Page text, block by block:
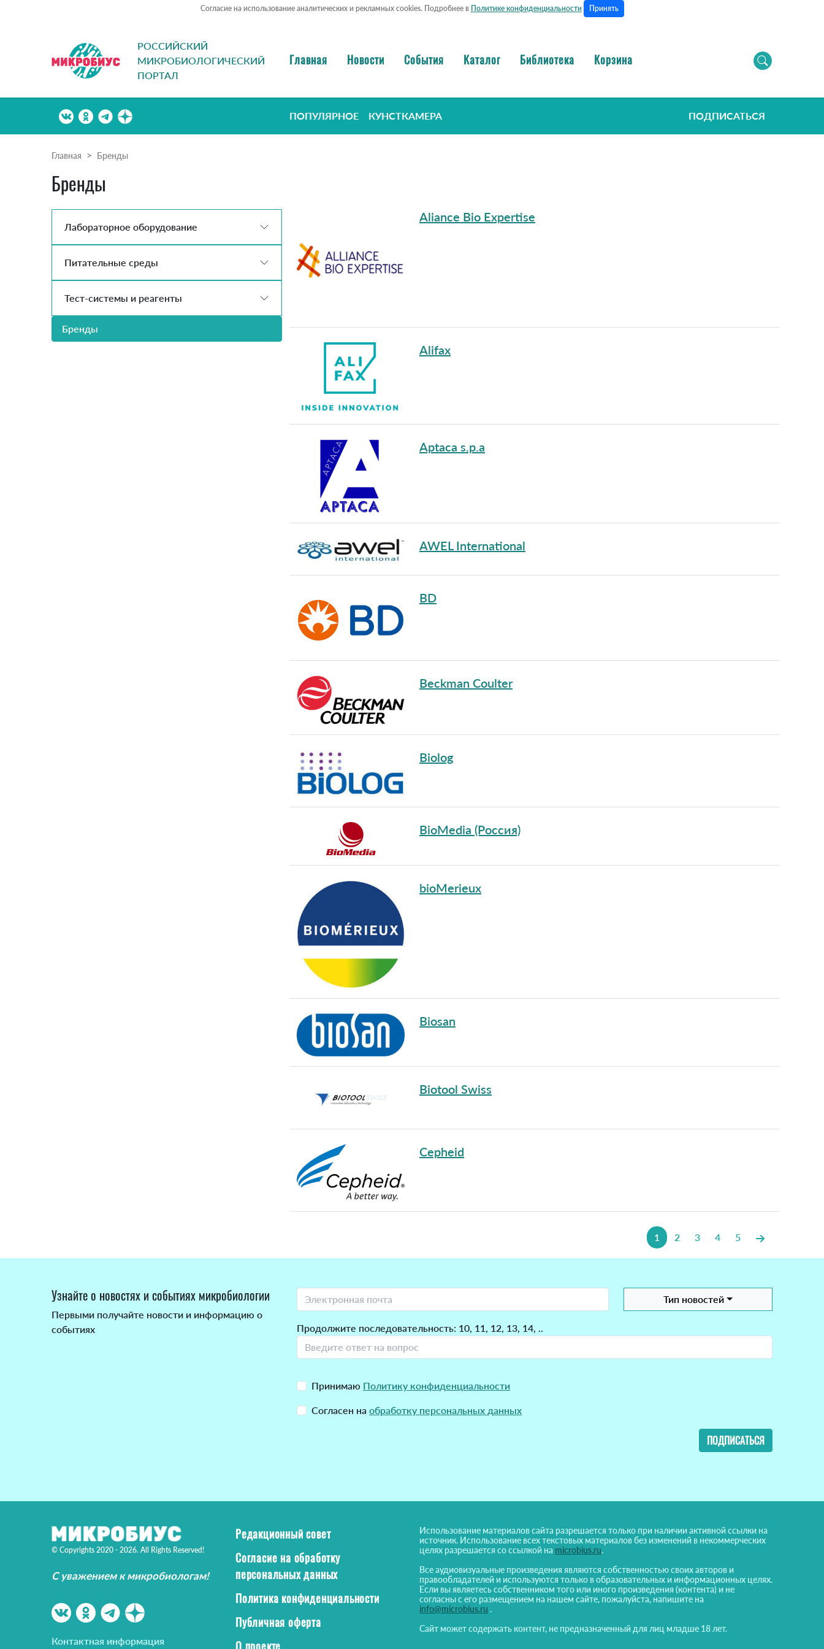
Согласие на использование аналитических и рекламных cookies. Подробнее в Политике конфиденциальности Принять
РОССИЙСКИЙ
МИКРОБИОЛОГИЧЕСКИЙ
ПОРТАЛ
Главная Новости События Каталог Библиотека Корзина
ПОПУЛЯРНОЕ КУНСТКАМЕРА ПОДПИСАТЬСЯ
Главная Бренды
Бренды
Лабораторное оборудование
Питательные среды
Тест-системы и реагенты
Бренды
Aliance Bio Expertise
Alifax
Aptaca s.p.a
AWEL International
BD
Beckman Coulter
Biolog
BioMedia (Россия)
bioMerieux
Biosan
Biotool Swiss
Cepheid
1 2 3 4 5
Узнайте о новостях и событиях микробиологии
Первыми получайте новости и информацию о
событиях
Тип новостей
Продолжите последовательность: 10, 11, 12, 13, 14, ..
Принимаю Политику конфиденциальности
Согласен на обработку персональных данных
ПОДПИСАТЬСЯ
© Copyrights 2020 - 2026. All Rights Reserved!
С уважением к микробиологам!
Контактная информация
Редакционный совет
Согласие на обработку
персональных данных
Политика конфиденциальности
Публичная оферта
Использование материалов сайта разрешается только при наличии активной ссылки на
источник. Использование всех текстовых материалов без изменений в некоммерческих
целях разрешается со ссылкой на microbius.ru.
Все аудиовизуальные произведения являются собственностью своих авторов и
правообладателей и используются только в образовательных и информационных целях.
Если вы являетесь собственником того или иного произведения (контента) и не
согласны с его размещением на нашем сайте, пожалуйста, напишите на
info@microbius.ru .
Сайт может содержать контент, не предназначенный для лиц младше 18 лет.